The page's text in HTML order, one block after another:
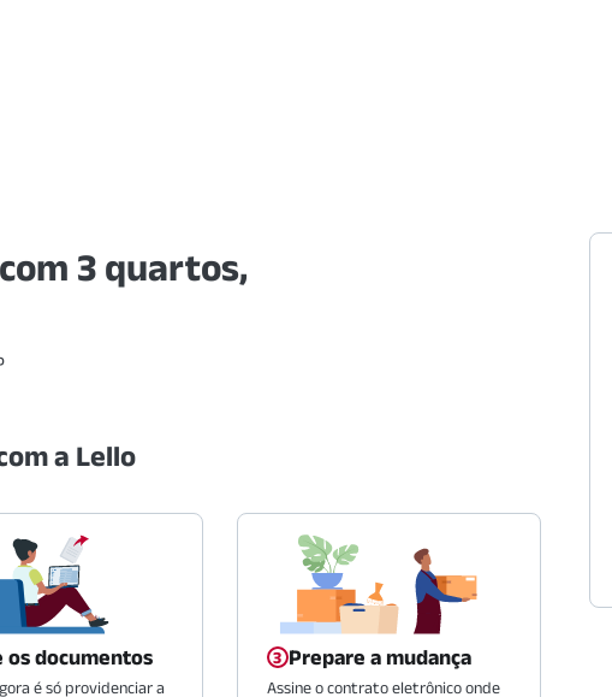
3 quartos,
a Lello
os documentos
é só providenciar a
Prepare a mudança
Assine o contrato eletrônico onde